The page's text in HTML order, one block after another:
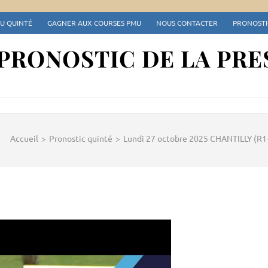
QUINTÉ GAGNER AUX COURSES PMU NOUS CONTACTER
DE LA
Accueil > Pronostic quinté > Lundi 27 octobre 2025 CHANTILLY